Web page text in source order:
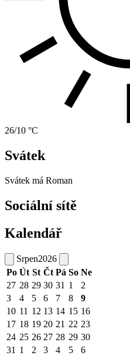
26/10 °C
Svátek
Svátek má Roman
Sociální sítě
Kalendář
Srpen2026
Po Út St Čt Pá So Ne
27 28 29 30 31 1
2
3
4 5 6 7 8
9
10 11 12 13 14 15 16
17 18 19 20 21 22 23
24 25 26 27 28 29 30
31 1 2 3 4 5 6